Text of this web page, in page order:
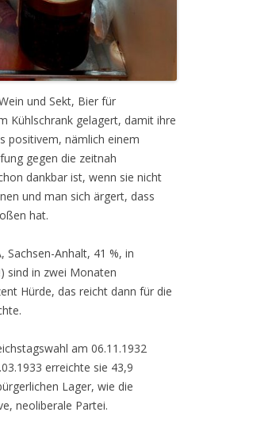
und Sekt, Bier für
Kühlschrank gelagert, damit ihre
positivem, nämlich einem
gegen die zeitnah
dankbar ist, wenn sie nicht
und man sich ärgert, dass
hat.
Sachsen-Anhalt, 41 %, in
sind in zwei Monaten
Hürde, das reicht dann für die
am 06.11.1932
erreichte sie 43,9
Lager, wie die
neoliberale Partei.